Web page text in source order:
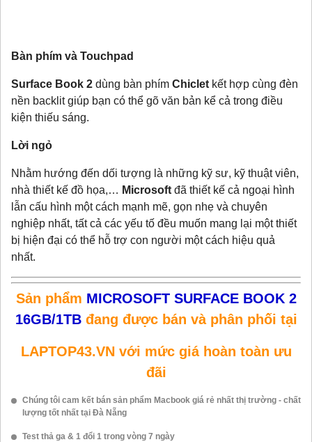
Bàn phím và Touchpad
Surface Book 2 dùng bàn phím Chiclet kết hợp cùng đèn
nền backlit giúp bạn có thể gõ văn bản kể cả trong điều
kiện thiếu sáng.
Lời ngỏ
Nhằm hướng đến dối tượng là những kỹ sư, kỹ thuật viên,
nhà thiết kế đồ họa,… Microsoft đã thiết kế cả ngoại hình
lẫn cấu hình một cách mạnh mẽ, gọn nhẹ và chuyên
nghiệp nhất, tất cả các yếu tố đều muốn mang lại một thiết
bị hiện đại có thể hỗ trợ con người một cách hiệu quả
nhất.
Sản phẩm MICROSOFT SURFACE BOOK 2
16GB/1TB đang được bán và phân phối tại
LAPTOP43.VN với mức giá hoàn toàn ưu
đãi
Chúng tôi cam kết bán sản phẩm Macbook giá rẻ nhất thị trường - chất
lượng tốt nhất tại Đà Nẵng
Test thả ga & 1 đổi 1 trong vòng 7 ngày